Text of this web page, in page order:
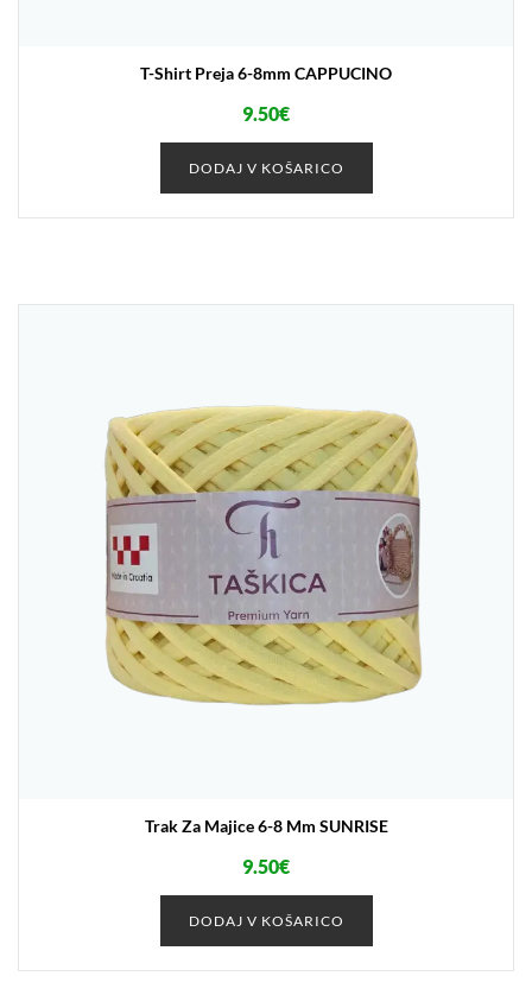
T-Shirt Preja 6-8mm CAPPUCINO
9.50€
DODAJ V KOŠARICO
Trak Za Majice 6-8 Mm SUNRISE
9.50€
DODAJ V KOŠARICO